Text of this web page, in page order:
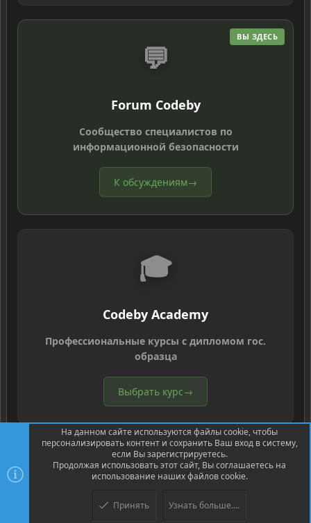
ВЫ ЗДЕСЬ
💬
Forum Codeby
Сообщество специалистов по
информационной безопасности
К обсуждениям→
🎓
Codeby Academy
Профессиональные курсы с дипломом гос.
образца
Выбрать курс→
Community platform by XenForo ® © 2010-2026 XenForo Ltd.
© Jason Axelrod of 8WAYRUN
На данном сайте используются файлы cookie, чтобы
персонализировать контент и сохранить Ваш вход в систему,
если Вы зарегистрируетесь.
Продолжая использовать этот сайт, Вы соглашаетесь на
использование наших файлов cookie.
Принять Узнать больше....